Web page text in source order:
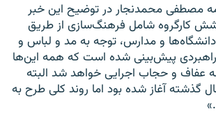
مصطفى محمدنجار در توضيح اين خبر
شش كارگروه شامل فرهنگ‌سازى از طريق
دانشگاه‌ها و مدارس، ‌توجه به مد و لباس و
راهبردى پيش‌بينى شده است كه همه اين‌ها
عفاف و حجاب اجرايى خواهد شد البته
گذشته آغاز شده بود اما روند كلى طرح به